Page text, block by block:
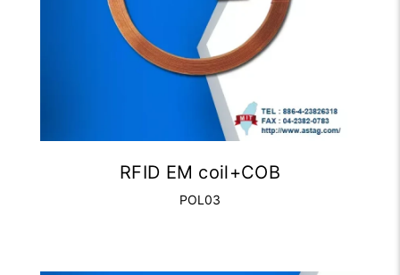
RFID EM coil+COB
POL03